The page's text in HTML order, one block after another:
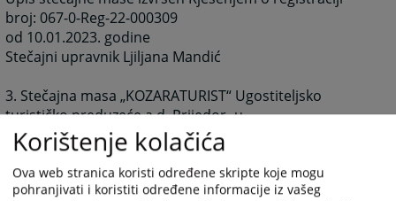
broj: 067-0-Reg-22-000309
od 10.01.2023. godine
Stečajni upravnik Ljiljana Mandić
3. Stečajna masa „KOZARATURIST“ Ugostiteljsko
turističko preduzeće a.d. Prijedor -u
stečaju
Upis stečajne mase izvršen Rješenjem o registraciji
broj: 067-0-Reg-24-000075
od 12.04.2024. godine
Korištenje kolačića
Ova web stranica koristi određene skripte koje mogu
pohranjivati i koristiti određene informacije iz vašeg